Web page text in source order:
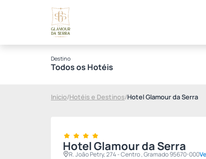
Destino
Todos os Hotéis
Início/Hotéis e Destinos/Hotel Glamour da Serra
Hotel Glamour da Serra
R. João Petry, 274 - Centro , Gramado 95670-000